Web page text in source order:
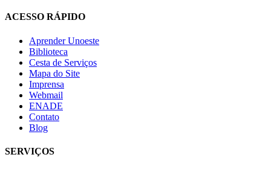
ACESSO RÁPIDO
Aprender Unoeste
Biblioteca
Cesta de Serviços
Mapa do Site
Imprensa
Webmail
ENADE
Contato
Blog
SERVIÇOS